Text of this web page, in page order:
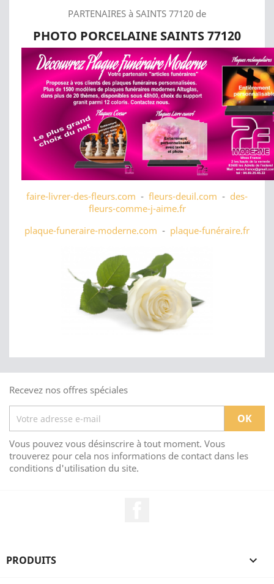
PARTENAIRES à SAINTS 77120 de
PHOTO PORCELAINE SAINTS 77120
faire-livrer-des-fleurs.com - fleurs-deuil.com - des-
fleurs-comme-j-aime.fr
plaque-funeraire-moderne.com - plaque-funéraire.fr
Recevez nos offres spéciales
Vous pouvez vous désinscrire à tout moment. Vous
trouverez pour cela nos informations de contact dans les
conditions d'utilisation du site.
PRODUITS 